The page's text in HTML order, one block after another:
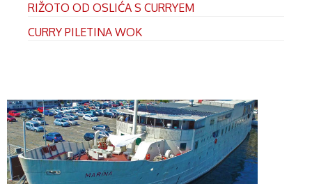
RIŽOTO OD OSLIĆA S CURRYEM
CURRY PILETINA WOK